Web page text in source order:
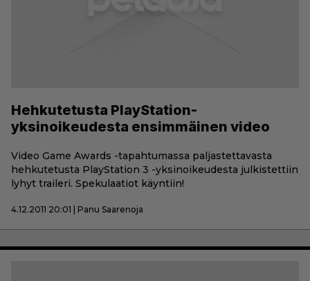
Hehkutetusta PlayStation-
yksinoikeudesta ensimmäinen video
Video Game Awards -tapahtumassa paljastettavasta
hehkutetusta PlayStation 3 -yksinoikeudesta julkistettiin
lyhyt traileri. Spekulaatiot käyntiin!
4.12.2011 20:01 | Panu Saarenoja